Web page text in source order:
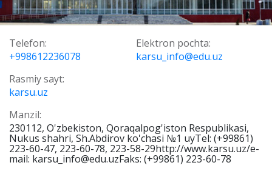
Telefon:
+998612236078
Elektron pochta:
karsu_info@edu.uz
Rasmiy sayt:
karsu.uz
Manzil:
230112, O'zbekiston, Qoraqalpog'iston Respublikasi,
Nukus shahri, Sh.Abdirov ko'chasi №1 uyTel: (+99861)
223-60-47, 223-60-78, 223-58-29http://www.karsu.uz/e-
mail: karsu_info@edu.uzFaks: (+99861) 223-60-78